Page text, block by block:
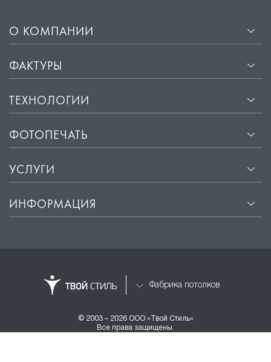
О КОМПАНИИ
ФАКТУРЫ
ТЕХНОЛОГИИ
ФОТОПЕЧАТЬ
УСЛУГИ
ИНФОРМАЦИЯ
Фабрика потолков
© 2003 – 2026 ООО «Твой Стиль»
Все права защищены.